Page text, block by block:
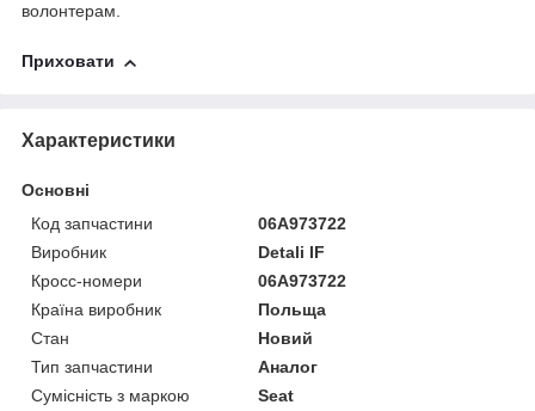
волонтерам.
Приховати
Характеристики
Основні
Код запчастини
06A973722
Виробник
Detali IF
Кросс-номери
06A973722
Країна виробник
Польща
Стан
Новий
Тип запчастини
Аналог
Сумісність з маркою
Seat